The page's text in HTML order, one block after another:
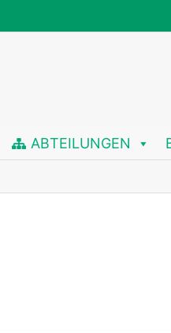
ABTEILUNGEN